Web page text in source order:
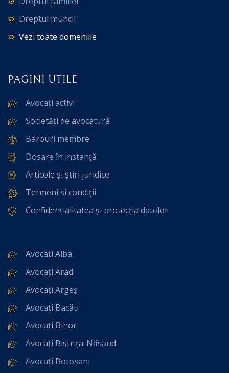
Dreptul muncii
Vezi toate domeniile
PAGINI UTILE
Avocați activi
Societăți de avocatură
Barouri membre
Dosare în instanță
Articole și știri juridice
Termeni și condiții
Confidențialitatea și protecția datelor
Avocați Alba
Avocați Arad
Avocați Argeș
Avocați Bacău
Avocați Bihor
Avocați Bistrița-Năsăud
Avocați Botoșani